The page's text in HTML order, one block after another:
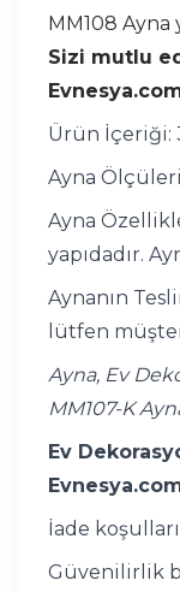
MM108
Sizi mutlu
Ürün İçeriği:
Ayna
Ayna
yapıdadır.
Aynanın
lütfen
Ayna, Ev
MM107-K
Ev
İade
Güvenilirlik